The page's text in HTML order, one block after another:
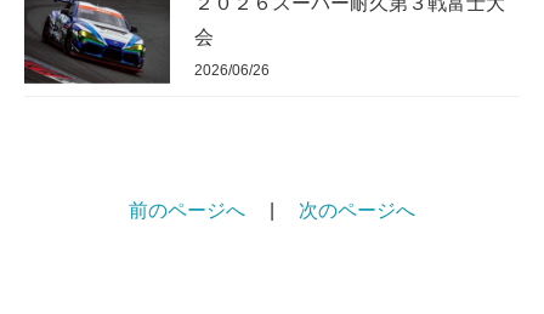
会
2026/06/26
前のページへ 次のページへ